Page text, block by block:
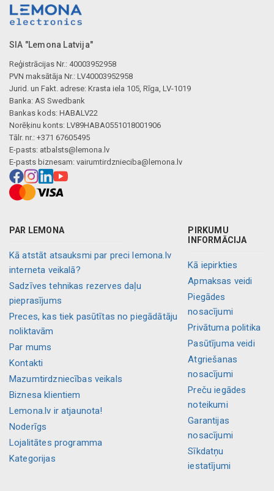
SIA "Lemona Latvija"
Reģistrācijas Nr.: 40003952958
PVN maksātāja Nr.: LV40003952958
Jurid. un Fakt. adrese: Krasta iela 105, Rīga, LV-1019
Banka: AS Swedbank
Bankas kods: HABALV22
Norēķinu konts: LV89HABA0551018001906
Tālr. nr.: +371 67605495
E-pasts: atbalsts@lemona.lv
E-pasts biznesam: vairumtirdznieciba@lemona.lv
PAR LEMONA
Kā atstāt atsauksmi par preci lemona.lv
interneta veikalā?
Sadzīves tehnikas rezerves daļu
pieprasījums
Preces, kas tiek pasūtītas no piegādātāju
noliktavām
Par mums
Kontakti
Mazumtirdzniecības veikals
Biznesa klientiem
Lemona.lv ir atjaunota!
Noderīgs
Lojalitātes programma
Kategorijas
PIRKUMU
INFORMĀCIJA
Kā iepirkties
Apmaksas veidi
Piegādes
nosacījumi
Privātuma politika
Pasūtījuma veidi
Atgriešanas
nosacījumi
Preču iegādes
noteikumi
Garantijas
nosacījumi
Sīkdatņu
iestatījumi